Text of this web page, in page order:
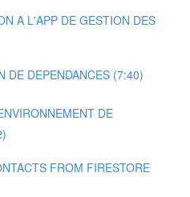
A L'APP DE GESTION DES
DE DEPENDANCES (7:40)
DE
FROM FIRESTORE